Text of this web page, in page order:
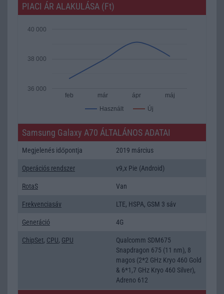
PIACI ÁR ALAKULÁSA (Ft)
Használt Új
feb már ápr máj
36 000
38 000
40 000
Samsung Galaxy A70 ÁLTALÁNOS ADATAI
Megjelenés időpontja 2019 március
Operációs rendszer v9,x Pie (Android)
RotaS Van
Frekvenciasáv LTE, HSPA, GSM 3 sáv
Generáció 4G
ChipSet, CPU, GPU
Qualcomm SDM675
Snapdragon 675 (11 nm), 8
magos (2*2 GHz Kryo 460 Gold
& 6*1,7 GHz Kryo 460 Silver),
Adreno 612